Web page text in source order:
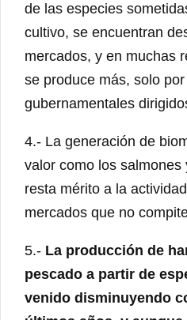
de las especies
cultivo, se encuentran
mercados, y en muchas
se produce más, solo
gubernamentales
4.- La generación de
valor como los salmones
resta mérito a la
mercados que no
5.- La producción de
pescado a partir de
venido disminuyendo